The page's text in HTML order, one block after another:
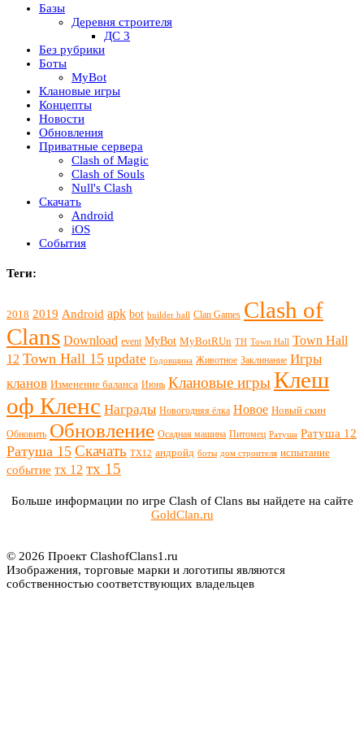
Базы
Деревня строителя
ДС 3
Без рубрики
Боты
MyBot
Клановые игры
Концепты
Новости
Обновления
Приватные сервера
Clash of Magic
Clash of Souls
Null's Clash
Скачать
Android
iOS
События
Теги:
2018 2019 Android apk bot builder hall Clan Games Clash of
Clans Download event MyBot MyBotRUn TH Town Hall Town Hall
12 Town Hall 15 update Годовщина Животное Заклинание Игры
кланов Изменение баланса Июнь Клановые игрыКлеш
оф Кленс Награды Новогодняя ёлка Новое Новый скин
Обновить Обновление Осадная машина Питомец Ратуша Ратуша 12
Ратуша 15 Скачать ТХ12 андройд боты дом строителя испытание
событие тх 12 тх 15
Больше информации по игре Clash of Clans вы найдете на сайте
GoldClan.ru
© 2026 Проект ClashofClans1.ru
Изображения, торговые марки и логотипы являются
собственностью соответствующих владельцев